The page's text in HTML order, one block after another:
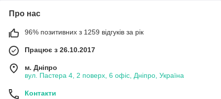
Про нас
96% позитивних з 1259 відгуків за рік
Працює з 26.10.2017
м. Дніпро
вул. Пастера 4, 2 поверх, 6 офіс, Дніпро, Україна
Контакти